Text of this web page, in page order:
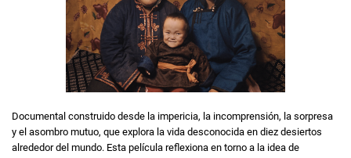
Documental construido desde la impericia, la incomprensión, la sorpresa
y el asombro mutuo, que explora la vida desconocida en diez desiertos
alrededor del mundo. Esta película reflexiona en torno a la idea de